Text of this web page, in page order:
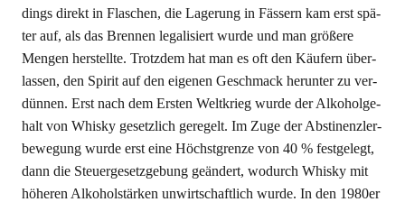
dings direkt in Fla­schen, die Lage­rung in Fäs­sern kam erst spä­
ter auf, als das Bren­nen lega­li­siert wur­de und man grö­ße­re
Men­gen her­stell­te. Trotz­dem hat man es oft den Käu­fern über­
las­sen, den Spi­rit auf den eige­nen Geschmack her­un­ter zu ver­
dün­nen. Erst nach dem Ers­ten Welt­krieg wur­de der Alko­hol­ge­
halt von Whis­ky gesetz­lich gere­gelt. Im Zuge der Abs­ti­nenz­ler­
be­we­gung wur­de erst eine Höchst­gren­ze von 40 % fest­ge­legt,
dann die Steu­er­ge­setz­ge­bung geän­dert, wodurch Whis­ky mit
höhe­ren Alko­hol­stär­ken unwirt­schaft­lich wur­de. In den 1980er